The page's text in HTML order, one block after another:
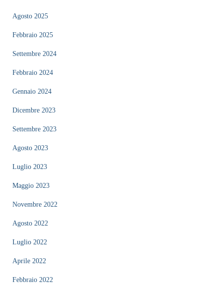
Agosto 2025
Febbraio 2025
Settembre 2024
Febbraio 2024
Gennaio 2024
Dicembre 2023
Settembre 2023
Agosto 2023
Luglio 2023
Maggio 2023
Novembre 2022
Agosto 2022
Luglio 2022
Aprile 2022
Febbraio 2022